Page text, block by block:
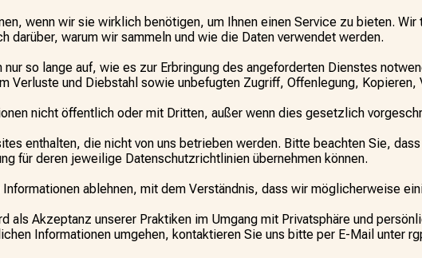
wenn wir sie wirklich benötigen, um Ihnen einen Service zu bieten.
darüber, warum wir sammeln und wie die Daten verwendet werden.
so lange auf, wie es zur Erbringung des angeforderten Dienstes
und Diebstahl sowie unbefugten Zugriff, Offenlegung, Kopieren,
nicht öffentlich oder mit Dritten, außer wenn dies gesetzlich
enthalten, die nicht von uns betrieben werden. Bitte beachten Sie,
für deren jeweilige Datenschutzrichtlinien übernehmen können.
ablehnen, mit dem Verständnis, dass wir möglicherweise
als Akzeptanz unserer Praktiken im Umgang mit Privatsphäre und
Informationen umgehen, kontaktieren Sie uns bitte per E-Mail unter